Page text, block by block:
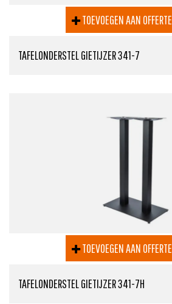
TOEVOEGEN AAN OFFERTE
TAFELONDERSTEL GIETIJZER 341-7
TOEVOEGEN AAN OFFERTE
TAFELONDERSTEL GIETIJZER 341-7H